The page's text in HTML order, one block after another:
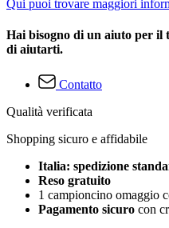
Qui puoi trovare maggiori
Hai bisogno di un aiuto per il
di aiutarti.
Contatto
Qualità verificata
Shopping sicuro e affidabile
Italia: spedizione
Reso gratuito
1 campioncino omaggio
Pagamento sicuro con